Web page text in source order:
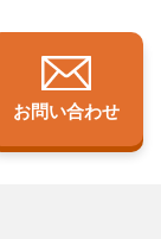
お問い合わせ